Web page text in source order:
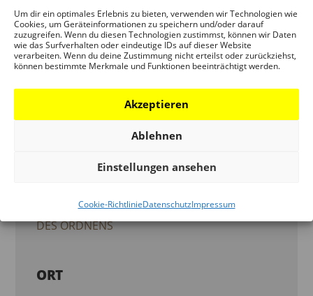
Um dir ein optimales Erlebnis zu bieten, verwenden wir Technologien wie
Cookies, um Geräteinformationen zu speichern und/oder darauf
zuzugreifen. Wenn du diesen Technologien zustimmst, können wir Daten
wie das Surfverhalten oder eindeutige IDs auf dieser Website
verarbeiten. Wenn du deine Zustimmung nicht erteilst oder zurückziehst,
können bestimmte Merkmale und Funktionen beeinträchtigt werden.
Akzeptieren
Ablehnen
Einstellungen ansehen
Cookie-RichtlinieDatenschutzImpressum
17:00 – 19:00
Veranstaltungskategorien:
ARCHITEKTURPREIS,VERANSTALTUNG
ORT
LOEWE SCHWERPUNKT ARCHITEKTUREN
DES ORDNENS